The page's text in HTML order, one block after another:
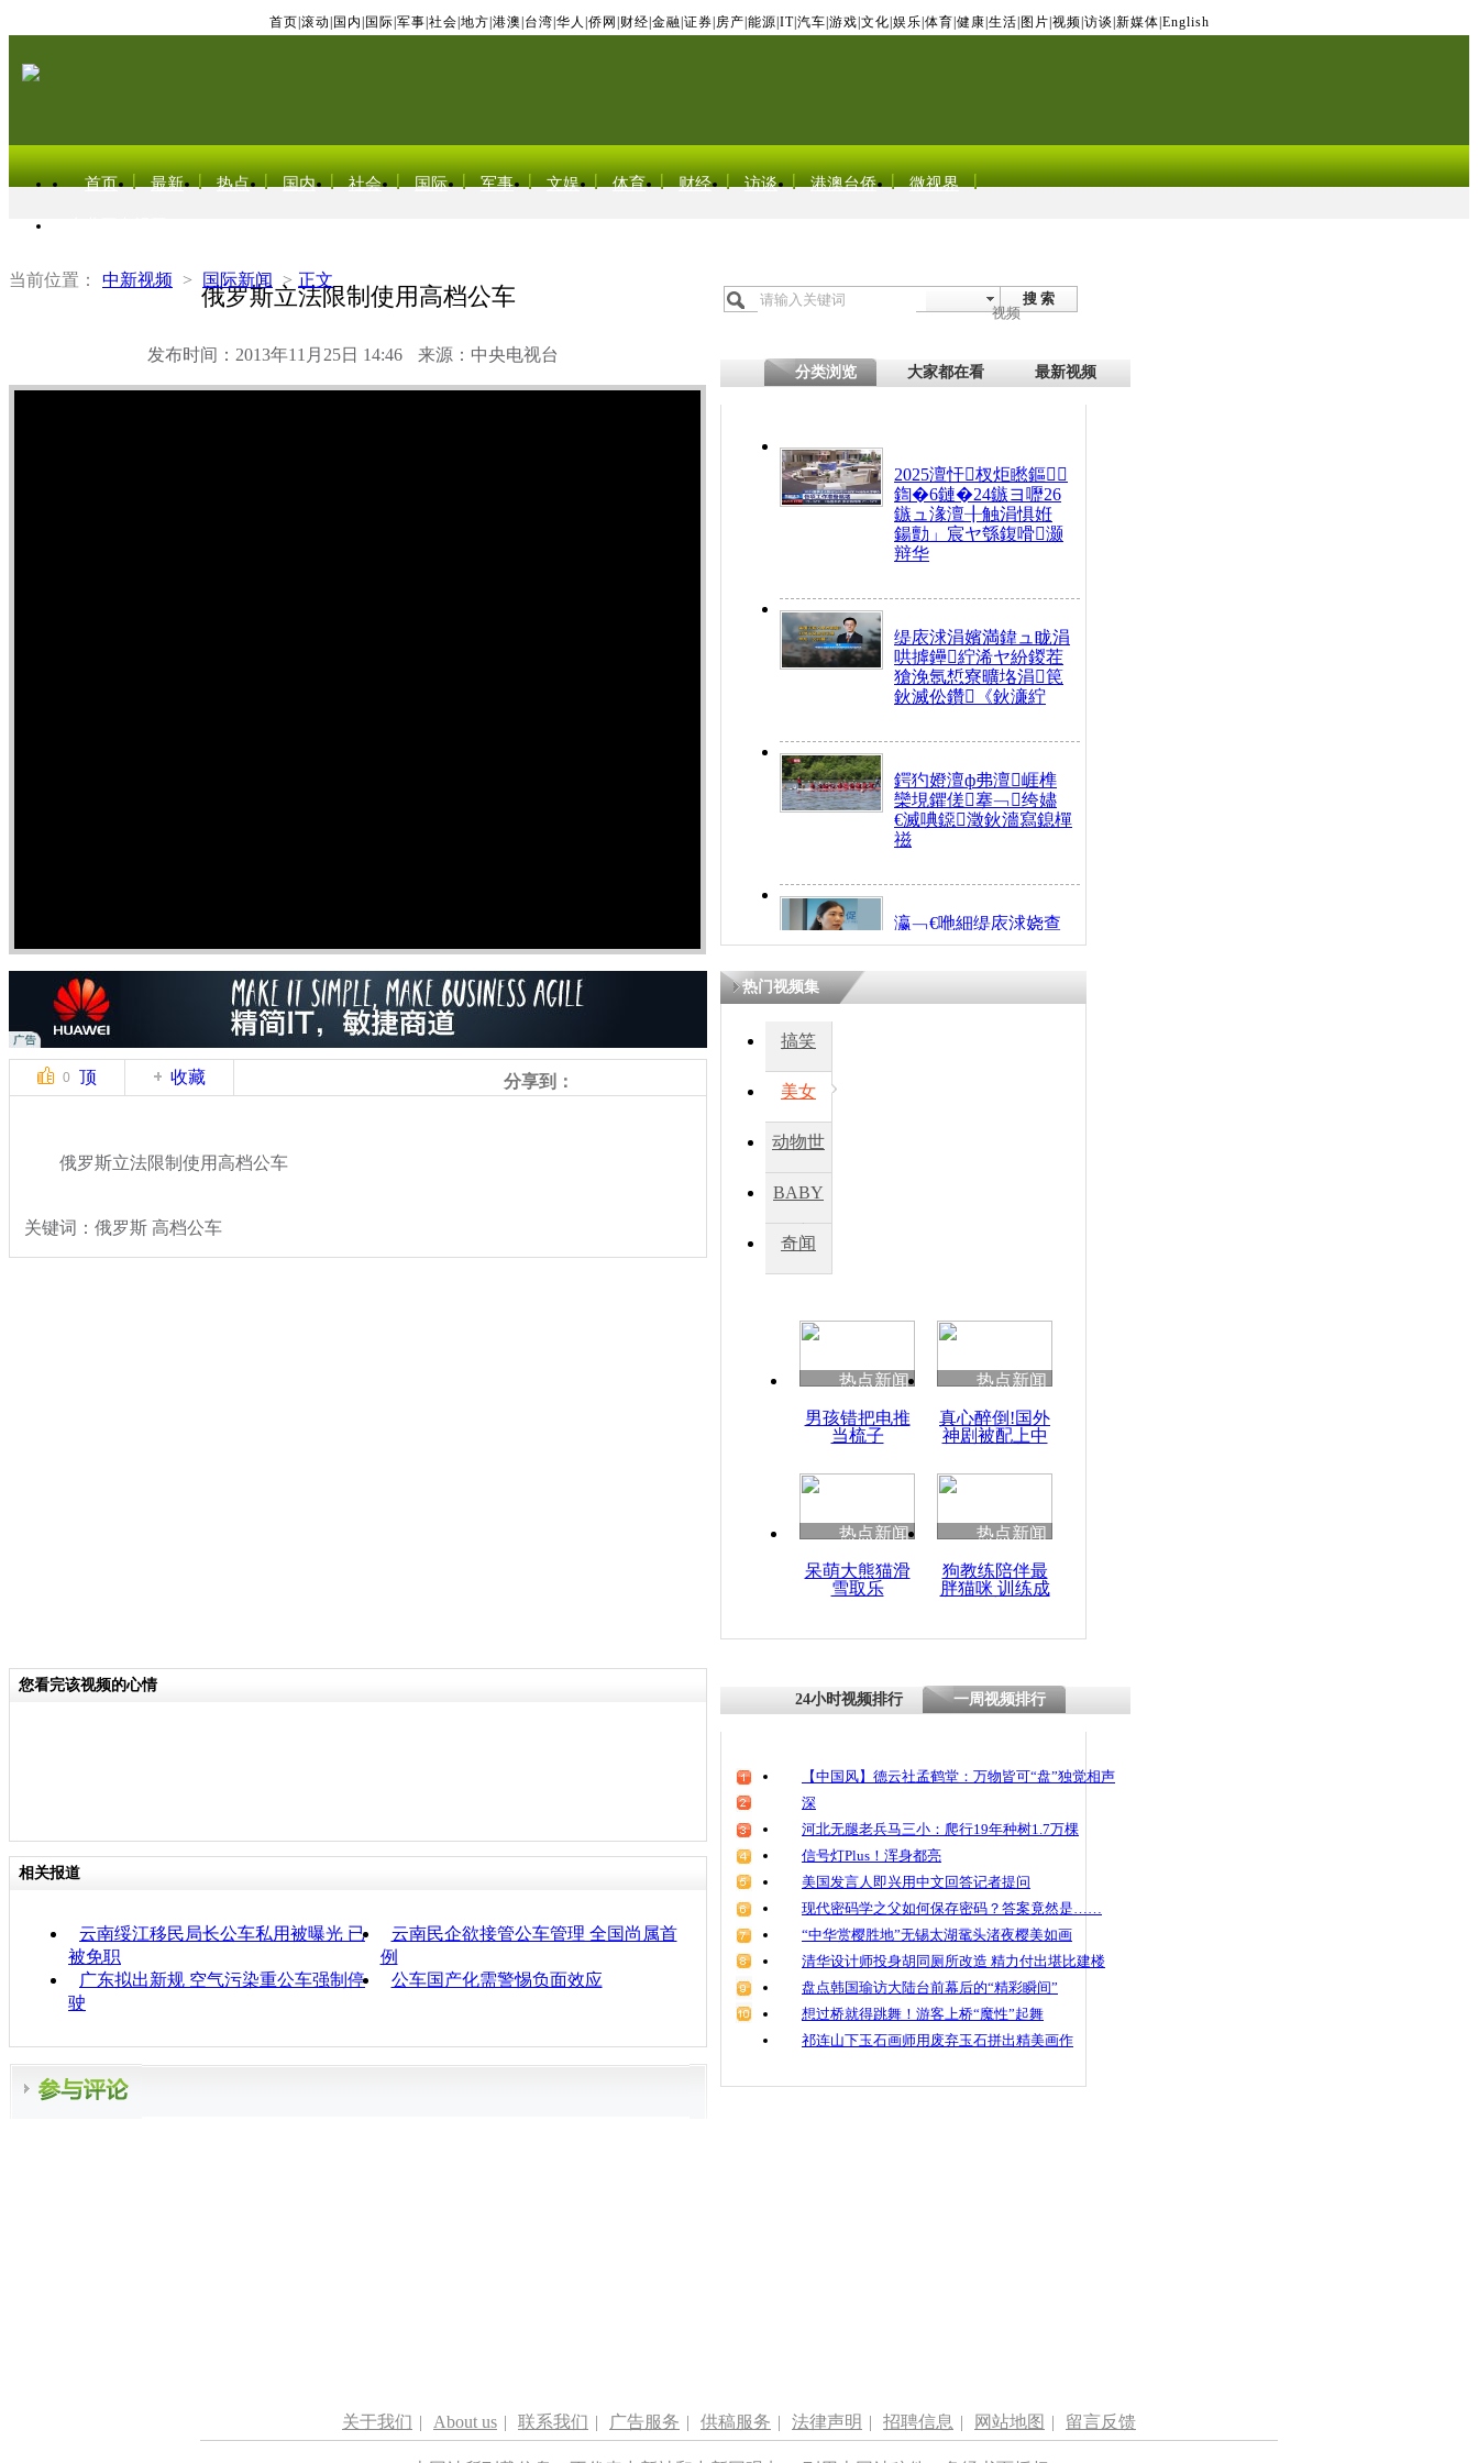
首页 滚动 国内 国际 军事 社会 地方 港澳 台湾 华人 侨网 财经 金融 证券 房产 能源 IT| 汽车 游戏 文化 娱乐 体育 健康 生活 图片 视频 访谈 新媒体 English
首页 最新 热点 国内 社会 国际 军事 文娱 体育 财经 访谈 港澳台侨 微视界
当前位置： 中新视频 > 国际新闻 > 正文
俄罗斯立法限制使用高档公车
发布时间：2013年11月25日 14:46 来源：中央电视台
搜 索
视频
分类浏览 大家都在看 最新视频
2025澶忓杈炬矁鏂
鍧�6鏈�24鏃ヨ嚦26
鏃ュ湪澶╂触涓惧姙
鍚勯」宸ヤ綔鍑嗗灏
辩华
缇庡浗涓嬪満鍏ュ眬涓
哄摢鑸紵浠ヤ紛鍐茬
獊浼氬惁寮曠垎涓笢
鈥滅伀鑽《鈥濓紵
鍔犳嬁澶ф弗澶崕榫
欒垷鑺傞搴﹁绔嬧
€滅唺鐚澂鈥濇寫鎴樿
禌
瀛﹁€咃細缇庡浗娆查
€间笢鍗椾簹涓庝腑鍥
熷悎浣� 涓ㄥ浗闄呰
0 顶 收藏 分享到：
俄罗斯立法限制使用高档公车
关键词：俄罗斯 高档公车
热门视频集
搞笑
美女
动物世
BABY
秀
奇闻
热点新闻
男孩错把电推
当梳子
热点新闻
真心醉倒!国外
神剧被配上中
热点新闻
呆萌大熊猫滑
雪取乐
热点新闻
狗教练陪伴最
胖猫咪 训练成
您看完该视频的心情
相关报道
云南绥江移民局长公车私用被曝光 已
被免职
云南民企欲接管公车管理 全国尚属首
例
广东拟出新规 空气污染重公车强制停
驶
公车国产化需警惕负面效应
24小时视频排行 一周视频排行
【中国风】德云社孟鹤堂：万物皆可“盘”独觉相声
深
河北无腿老兵马三小：爬行19年种树1.7万棵
信号灯Plus！浑身都亮
美国发言人即兴用中文回答记者提问
现代密码学之父如何保存密码？答案竟然是……
“中华赏樱胜地”无锡太湖鼋头渚夜樱美如画
清华设计师投身胡同厕所改造 精力付出堪比建楼
盘点韩国瑜访大陆台前幕后的“精彩瞬间”
想过桥就得跳舞！游客上桥“魔性”起舞
祁连山下玉石画师用废弃玉石拼出精美画作
关于我们 | About us | 联系我们 | 广告服务 | 供稿服务 | 法律声明 | 招聘信息 | 网站地图 | 留言反馈